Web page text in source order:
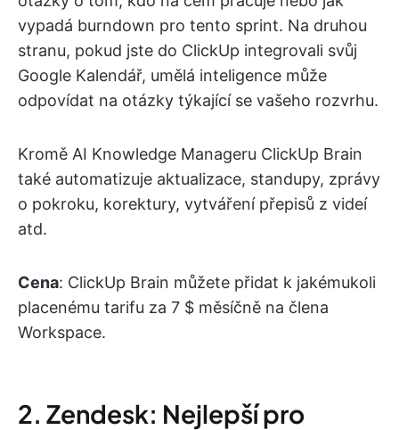
vypadá burndown pro tento sprint. Na druhou
stranu, pokud jste do ClickUp integrovali svůj
Google Kalendář, umělá inteligence může
odpovídat na otázky týkající se vašeho rozvrhu.
Kromě AI Knowledge Manageru ClickUp Brain
také automatizuje aktualizace, standupy, zprávy
o pokroku, korektury, vytváření přepisů z videí
atd.
Cena: ClickUp Brain můžete přidat k jakémukoli
placenému tarifu za 7 $ měsíčně na člena
Workspace.
2. Zendesk: Nejlepší pro